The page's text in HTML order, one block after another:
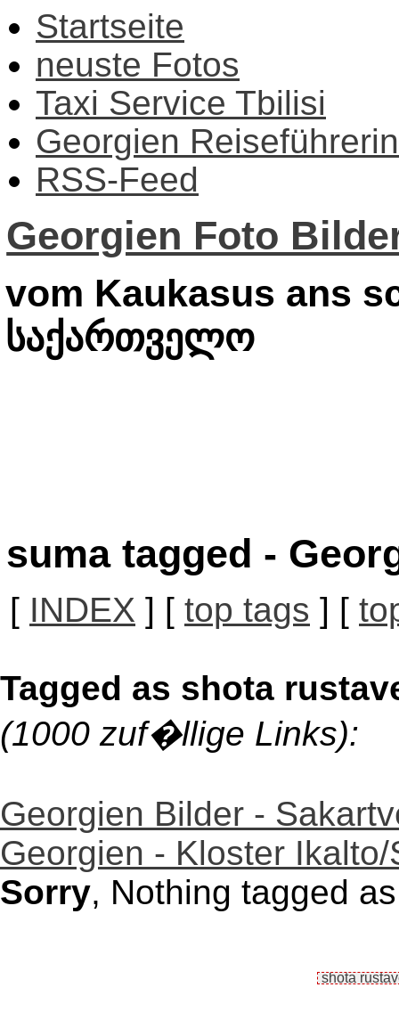
Startseite
neuste Fotos
Taxi Service Tbilisi
Georgien Reiseführerin
RSS-Feed
Georgien Foto
vom Kaukasus ans
საქართველო
suma tagged -
[ INDEX ] [ top tags ] [
Tagged as shota
(1000 zuf�llige Links):
Georgien Bilder -
Georgien - Kloster
Sorry, Nothing tagged